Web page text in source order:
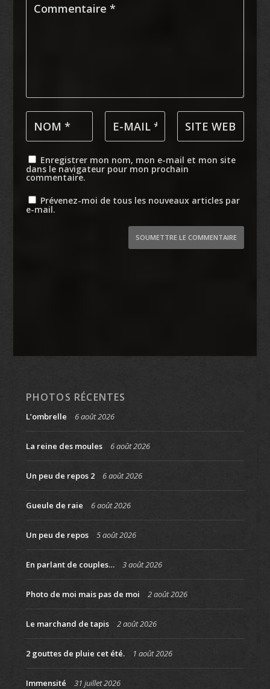
Enregistrer mon nom, mon e-mail et mon site
dans le navigateur pour mon prochain
commentaire.
Prévenez-moi de tous les nouveaux articles par
e-mail.
SOUMETTRE LE COMMENTAIRE
PHOTOS RÉCENTES
L’ombrelle 6 août 2026
La reine des moules 6 août 2026
Un peu de repos 2 6 août 2026
Gueule de raie 6 août 2026
Un peu de repos 5 août 2026
En parlant de couples… 3 août 2026
Photo de moi mais pas de moi 2 août 2026
Le marchand de tapis 2 août 2026
2 gouttes de pluie cet été. 1 août 2026
Immensité 31 juillet 2026